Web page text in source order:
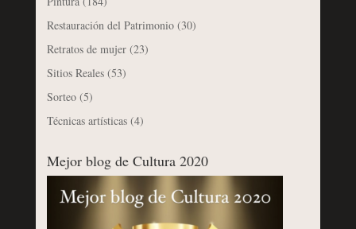
Restauración del Patrimonio(30)
Retratos de mujer(23)
Sitios Reales(53)
Sorteo(5)
Técnicas artísticas(4)
Mejor blog de Cultura 2020